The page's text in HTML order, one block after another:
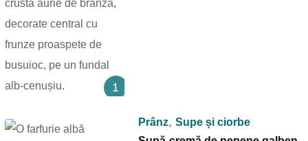
1
Prânz, Supe și ciorbe